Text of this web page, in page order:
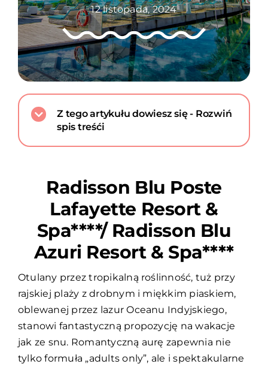
12 listopada, 2024
Z tego artykułu dowiesz się - Rozwiń
spis treśći
Radisson Blu Poste
Lafayette Resort &
Spa****/ Radisson Blu
Azuri Resort & Spa****
Otulany przez tropikalną roślinność, tuż przy
rajskiej plaży z drobnym i miękkim piaskiem,
oblewanej przez lazur Oceanu Indyjskiego,
stanowi fantastyczną propozycję na wakacje
jak ze snu. Romantyczną aurę zapewnia nie
tylko formuła „adults only”, ale i spektakularne